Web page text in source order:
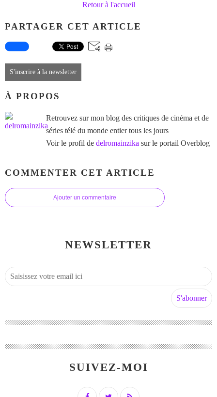
Retour à l'accueil
PARTAGER CET ARTICLE
S'inscrire à la newsletter
À PROPOS
Retrouvez sur mon blog des critiques de cinéma et de
séries télé du monde entier tous les jours
Voir le profil de delromainzika sur le portail Overblog
COMMENTER CET ARTICLE
Ajouter un commentaire
NEWSLETTER
SUIVEZ-MOI